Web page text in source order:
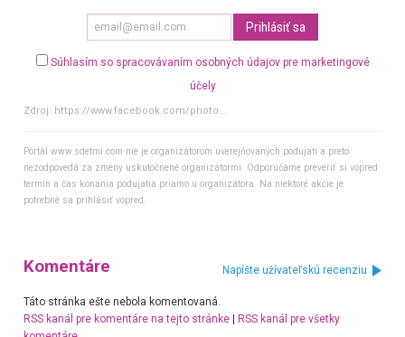
Súhlasím so spracovávaním osobných údajov pre marketingové
účely
Zdroj: https://www.facebook.com/photo...
Portál www.sdetmi.com nie je organizátorom uverejňovaných podujatí a preto
nezodpovedá za zmeny uskutočnené organizátormi. Odporúčame preveriť si vopred
termín a čas konania podujatia priamo u organizátora. Na niektoré akcie je
potrebné sa prihlásiť vopred.
Komentáre Napíšte užívateľskú recenziu
Táto stránka ešte nebola komentovaná.
RSS kanál pre komentáre na tejto stránke|
RSS kanál pre všetky